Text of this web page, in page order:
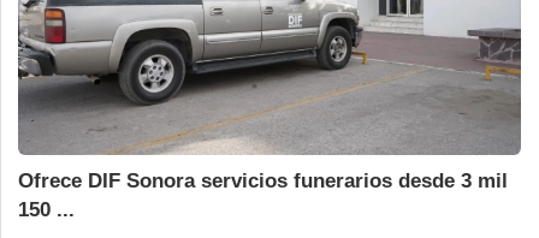
Ofrece DIF Sonora servicios funerarios desde 3 mil
150 ...